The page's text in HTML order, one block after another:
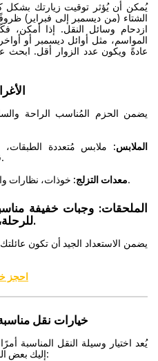
يُمكن أن يُؤثر توقيت زيارتك
الشتاء (من ديسمبر إلى فبراير)
ازدحام وسائل النقل. إذا أمكن،
المواسم، مثل أوائل ديسمبر أو
عادةً ويكون عدد الزوار أقل.
يضمن الحزم المُناسب الراحة
الملابس: ملابس مُتعددة الطبقات،
قفازات، قبعات، وجوارب صوفية.
معدات التزلج:خوذات، نظارات واقية، وغيرها من المعدات اللازمة.
الملحقات: وجبات خفيفة
للرحلة، وحقيبة إسعافات أولية صغيرة.
يضمن الاستعداد الجيد أن تكون
احجز
خيارات نقل
يُعد اختيار وسيلة النقل المناسبة
إليك بعض الخيارات التي يمكنك أخذها في الاعتبار: